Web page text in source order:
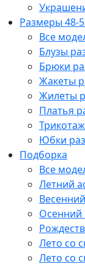
Размеры 48-
Все
Блузы
Брюки
Жакеты
Жилеты
Платья
Юбки
Подборка
Все
Летний
Осенний
Лето со
Лето со